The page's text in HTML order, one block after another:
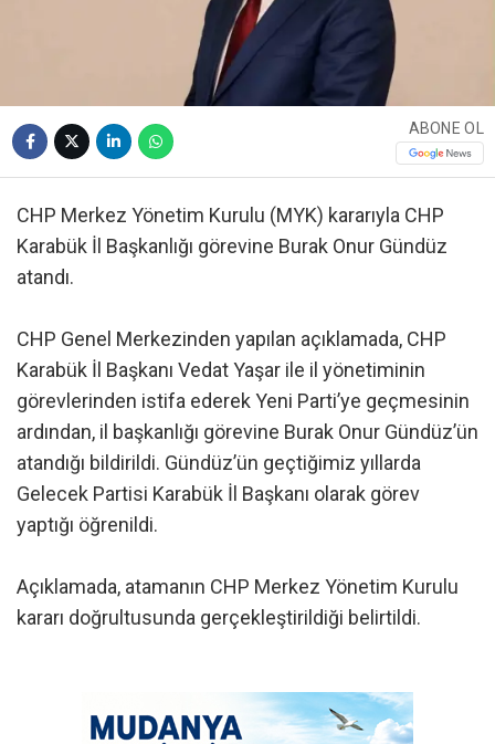
ABONE OL
CHP Merkez Yönetim Kurulu (MYK) kararıyla CHP
Karabük İl Başkanlığı görevine Burak Onur Gündüz
atandı.
CHP Genel Merkezinden yapılan açıklamada, CHP
Karabük İl Başkanı Vedat Yaşar ile il yönetiminin
görevlerinden istifa ederek Yeni Parti’ye geçmesinin
ardından, il başkanlığı görevine Burak Onur Gündüz’ün
atandığı bildirildi. Gündüz’ün geçtiğimiz yıllarda
Gelecek Partisi Karabük İl Başkanı olarak görev
yaptığı öğrenildi.
Açıklamada, atamanın CHP Merkez Yönetim Kurulu
kararı doğrultusunda gerçekleştirildiği belirtildi.